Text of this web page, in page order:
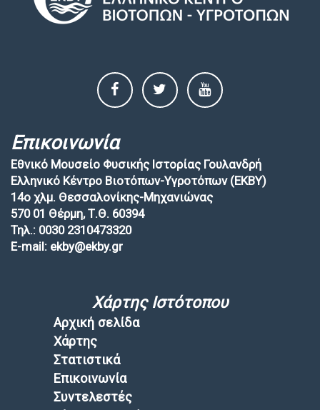
Επικοινωνία
Εθνικό Μουσείο Φυσικής Ιστορίας Γουλανδρή
Ελληνικό Κέντρο Βιοτόπων-Υγροτόπων (EKBY)
14ο χλμ. Θεσσαλονίκης-Μηχανιώνας
570 01 Θέρμη, Τ.Θ. 60394
Τηλ.: 0030 2310473320
E-mail: ekby@ekby.gr
Χάρτης Ιστότοπου
Αρχική σελίδα
Χάρτης
Στατιστικά
Επικοινωνία
Συντελεστές